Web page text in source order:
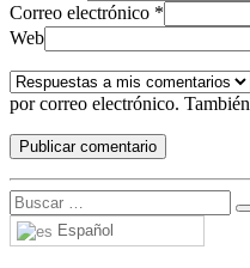
Correo electrónico *
Web
por correo electrónico.
Español